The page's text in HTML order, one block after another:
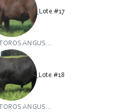
Lote #17
TOROS ANGUS...
Lote #18
TOROS ANGUS...